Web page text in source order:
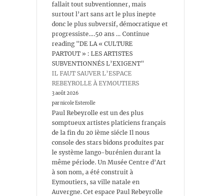
fallait tout subventionner, mais
surtout l’art sans art le plus inepte
donc le plus subversif, démocratique et
progressiste….50 ans … Continue
reading "DE LA « CULTURE
PARTOUT » : LES ARTISTES
SUBVENTIONNÉS L’EXIGENT"
IL FAUT SAUVER L’ESPACE
REBEYROLLE À EYMOUTIERS
3 août 2026
par nicole Esterolle
Paul Rebeyrolle est un des plus
somptueux artistes platiciens français
de la fin du 20 ième siécle Il nous
console des stars bidons produites par
le système lango-burénien durant la
même période. Un Musée Centre d’Art
à son nom, a été construit à
Eymoutiers, sa ville natale en
Auvergne. Cet espace Paul Rebeyrolle